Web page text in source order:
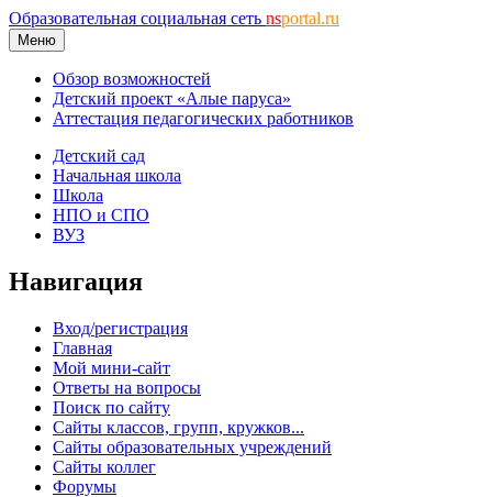
Образовательная социальная сеть nsportal.ru
Меню
Обзор возможностей
Детский проект «Алые паруса»
Аттестация педагогических работников
Детский сад
Начальная школа
Школа
НПО и СПО
ВУЗ
Навигация
Вход/регистрация
Главная
Мой мини-сайт
Ответы на вопросы
Поиск по сайту
Сайты классов, групп, кружков...
Сайты образовательных учреждений
Сайты коллег
Форумы